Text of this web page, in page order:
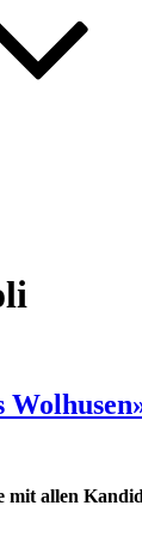
mit allen